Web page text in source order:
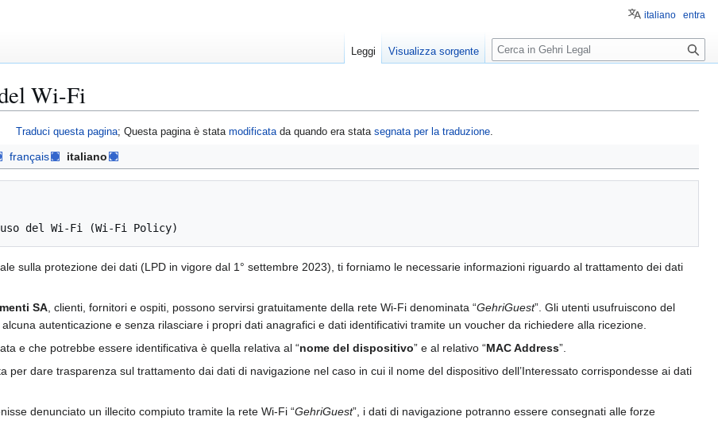
Wi-Fi
Traduci questa pagina; Questa pagina è stata modificatada quando era stata segnata per la traduzione.
français italiano
sulla protezione dei dati (LPD in vigore dal 1° settembre 2023), ti forniamo le necessarie informazioni riguardo al trattamento dei dati
SA , clienti, fornitori e ospiti, possono servirsi gratuitamente della rete Wi-Fi denominata “GehriGuest”. Gli utenti usufruiscono del
autenticazione e senza rilasciare i propri dati anagrafici e dati identificativi tramite un voucher da richiedere alla ricezione.
e che potrebbe essere identificativa è quella relativa al “nome del dispositivo” e al relativo “MAC Address”.
per dare trasparenza sul trattamento dai dati di navigazione nel caso in cui il nome del dispositivo dell’Interessato corrispondesse ai dati
denunciato un illecito compiuto tramite la rete Wi-Fi “GehriGuest”, i dati di navigazione potranno essere consegnati alle forze
italiano entra
Leggi Visualizza sorgente
R
i
r
c